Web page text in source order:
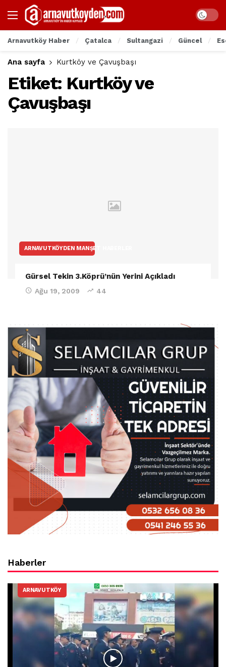
Arnavutköy Haber Çatalca Sultangazi Güncel
Ana sayfa Kurtköy ve Çavuşbaşı
Etiket: Kurtköy ve
Çavuşbaşı
ARNAVUTKÖYDEN MANŞET HABERLER
Gürsel Tekin 3.Köprü’nün Yerini Açıkladı
Ağu 19, 2009 44
Haberler
ARNAVUTKÖY